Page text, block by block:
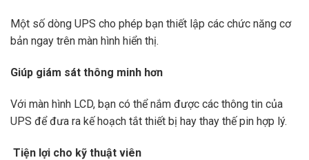
Một số dòng UPS cho phép bạn thiết lập các chức năng cơ
bản ngay trên màn hình hiển thị.
Giúp giám sát thông minh hơn
Với màn hình LCD, bạn có thể nắm được các thông tin của
UPS để đưa ra kế hoạch tắt thiết bị hay thay thế pin hợp lý.
Tiện lợi cho kỹ thuật viên